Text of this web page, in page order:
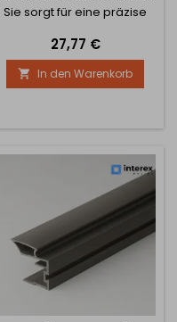
Sie sorgt für eine präzise
und gewährleistet dank
ihrer robusten Konstruktion
langfristige Stabilität und
Zuverlässigkeit des
Technische Parameter:
mm 2900 mm 3800 mm
Profilbreite: 75 mm
Profilhöhe:...
Preis
27,77 €
 In den Warenkorb